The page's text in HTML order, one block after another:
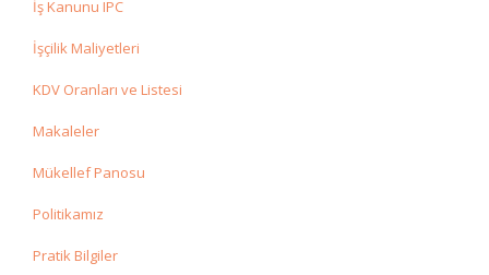
İş Kanunu IPC
İşçilik Maliyetleri
KDV Oranları ve Listesi
Makaleler
Mükellef Panosu
Politikamız
Pratik Bilgiler